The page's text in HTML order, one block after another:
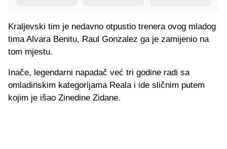
Kraljevski tim je nedavno otpustio trenera ovog mladog
tima Alvara Benitu, Raul Gonzalez ga je zamijenio na
tom mjestu.
Inače, legendarni napadač već tri godine radi sa
omladinskim kategorijama Reala i ide sličnim putem
kojim je išao Zinedine Zidane.